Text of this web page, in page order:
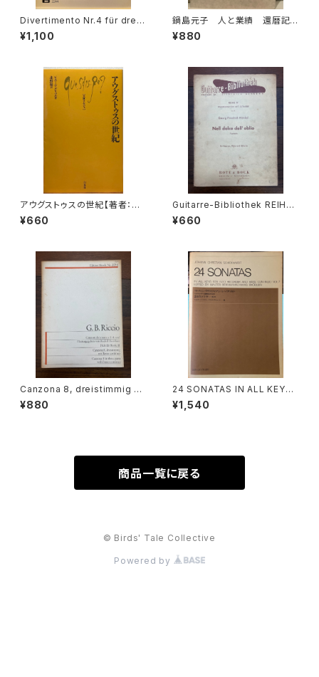
Divertimento Nr.4 für drei
Basetthörner(zwei klarinet
ten und Fagotto oder drei
madeus Mozart】出版社：BR
EITKOPF&HÄRTEL 1987年
¥1,100
鍋島元子 人と業績 還暦記
念1997【編集：古楽研究会 Ori
go et Practica 年譜作成委員
¥880
アウグストゥスの世紀【著者：ピ
エール・グリマル, 訳：北野徹】出
版社：白水社 2004年
¥660
Guitarre-Bibliothek REIHE
Ⅳ KAMMEMUSIK MIT GITA
RRE Nr.47 Nell dolce dell'o
g Friedrich Händel】出版社：
BOTE&BOCK BERLIN・WIES
BADEN 1958年
¥660
Canzona 8, dreistimmig mi
t Basso continuo【著者：GIO
VANNI BATTISTA RICCIO】
¥880
24 SONATAS IN ALL KEYS
FOR ALTO RECORDER AND
BASS CONTINUO VOL.2 ED
ハルト】出版社：全音楽譜出版
¥1,540
商品一覧に戻る
© Birds' Tale Collective
Powered by